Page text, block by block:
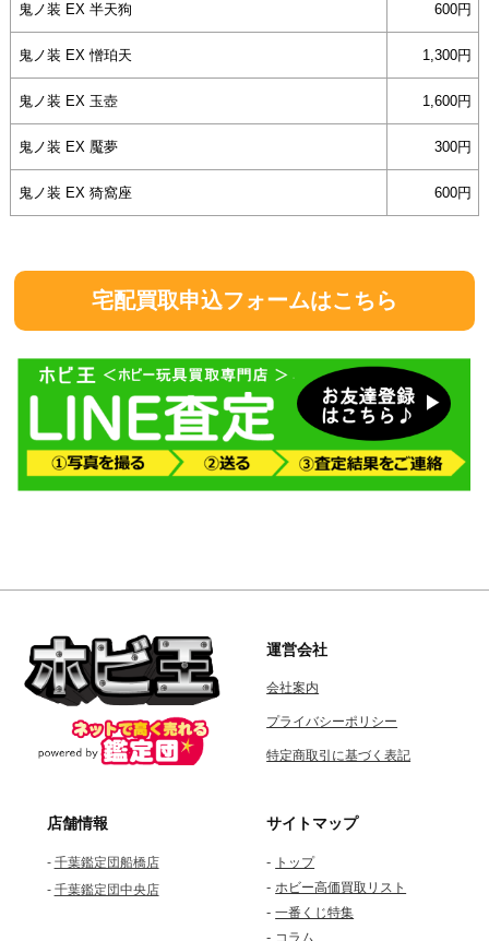
鬼ノ装 EX 半天狗 600
鬼ノ装 EX 憎珀天 1,300
鬼ノ装 EX 玉壺 1,600
鬼ノ装 EX 魘夢 300
鬼ノ装 EX 猗窩座 600
宅配買取申込フォームはこちら
運営会社
会社案内
プライバシーポリシー
特定商取引に基づく表記
店舗情報
- 千葉鑑定団船橋店
- 千葉鑑定団中央店
サイトマップ
- トップ
-ホビー高価買取リスト
-一番くじ特集
-